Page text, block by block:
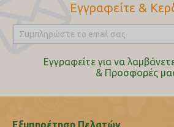
Εγγραφείτε &
Εγγραφείτε για να
& Προσφορές
Εξυπηρέτηση Πελατών